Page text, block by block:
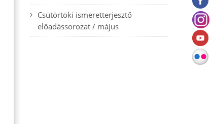
Csütörtöki ismeretterjesztő
előadássorozat / május